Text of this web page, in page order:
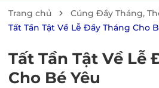
Trang chủ
Cúng Đầy Tháng,
Tất Tần Tật Về Lễ Đầy Tháng Cho
Tất Tần Tật Về Lễ
Cho Bé Yêu